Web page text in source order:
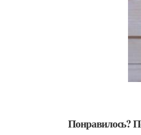
Понравилось?